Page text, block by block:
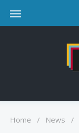
Home / News /